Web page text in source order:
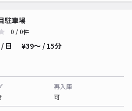
駐車場
0 / 0件
/ 日 ¥39〜 / 15分
再入庫
可